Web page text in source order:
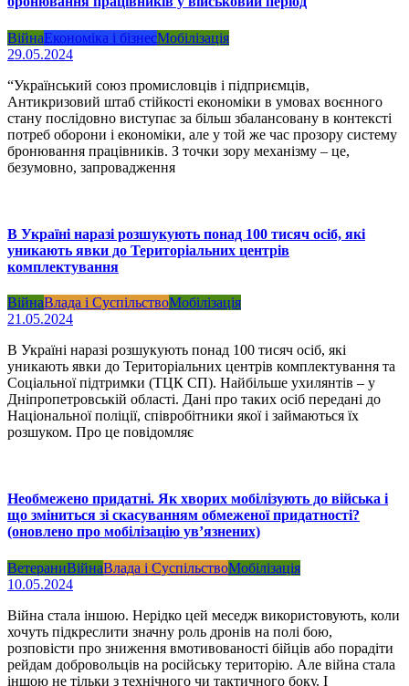
ВійнаЕкономіка і бізнесМобілізація
29.05.2024
“Український союз промисловців і підприємців,
Антикризовий штаб стійкості економіки в умовах воєнного
стану послідовно виступає за більш збалансовану в контексті
потреб оборони і економіки, але у той же час прозору систему
бронювання працівників. З точки зору механізму – це,
безумовно, запровадження
В Україні наразі розшукують понад 100 тисяч осіб, які
уникають явки до Територіальних центрів
комплектування
ВійнаВлада і СуспільствоМобілізація
21.05.2024
В Україні наразі розшукують понад 100 тисяч осіб, які
уникають явки до Територіальних центрів комплектування та
Соціальної підтримки (ТЦК СП). Найбільше ухилянтів – у
Дніпропетровській області. Дані про таких осіб передані до
Національної поліції, співробітники якої і займаються їх
розшуком. Про це повідомляє
Необмежено придатні. Як хворих мобілізують до війська і
що зміниться зі скасуванням обмеженої придатності?
(оновлено про мобілізацію ув’язнених)
ВетераниВійнаВлада і СуспільствоМобілізація
10.05.2024
Війна стала іншою. Нерідко цей меседж використовують, коли
хочуть підкреслити значну роль дронів на полі бою,
розповісти про зниження вмотивованості бійців або порадіти
рейдам добровольців на російську територію. Але війна стала
іншою не тільки з технічного чи тактичного боку. І